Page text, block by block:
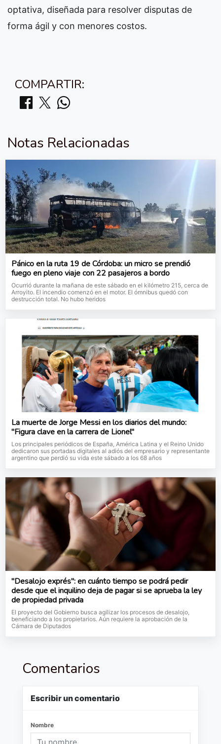
optativa, diseñada para resolver disputas de
forma ágil y con menores costos.
COMPARTIR:
Notas Relacionadas
Pánico en la ruta 19 de Córdoba: un micro se prendió
fuego en pleno viaje con 22 pasajeros a bordo
Ocurrió durante la mañana de este sábado en el kilómetro 215, cerca de
Arroyito. El incendio comenzó en el motor. El ómnibus quedó con
destrucción total. No hubo heridos
La muerte de Jorge Messi en los diarios del mundo:
"Figura clave en la carrera de Lionel"
Los principales periódicos de España, América Latina y el Reino Unido
dedicaron sus portadas digitales al adiós del empresario y representante
argentino que perdió su vida este sábado a los 68 años
"Desalojo exprés": en cuánto tiempo se podrá pedir
desde que el inquilino deja de pagar si se aprueba la ley
de propiedad privada
El proyecto del Gobierno busca agilizar los procesos de desalojo,
beneficiando a los propietarios. Aún requiere la aprobación de la
Cámara de Diputados
Comentarios
Escribir un comentario
Nombre